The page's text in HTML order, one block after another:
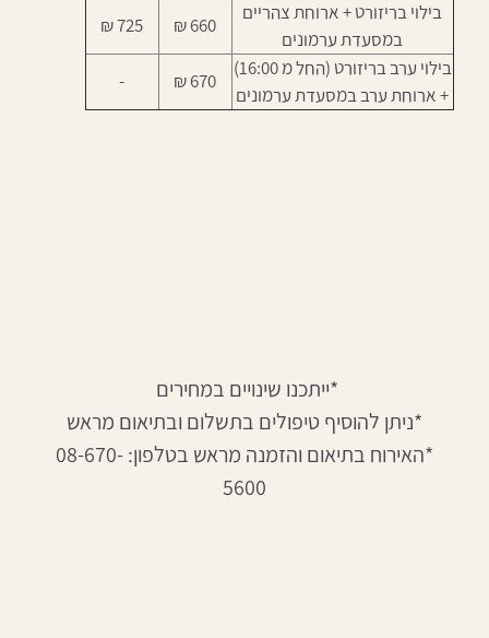
בילוי בריזורט + ארוחת צהריים
במסעדת ערמונים
660 ₪
725 ₪
בילוי ערב בריזורט (החל מ 16:00)
+ ארוחת ערב במסעדת ערמונים
670 ₪
-
*ייתכנו שינויים במחירים
*ניתן להוסיף טיפולים בתשלום ובתיאום מראש
*האירוח בתיאום והזמנה מראש בטלפון: 08-670-
5600